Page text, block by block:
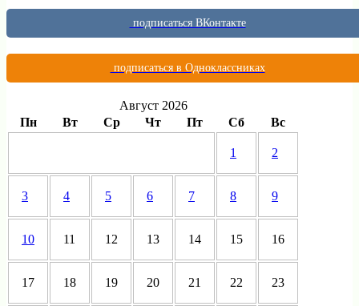
подписаться ВКонтакте
подписаться в Одноклассниках
Август 2026
Пн
Вт Ср Чт Пт Сб Вс
1 2
3 4 5 6 7 8 9
10 11 12 13 14 15 16
17 18 19 20 21 22 23